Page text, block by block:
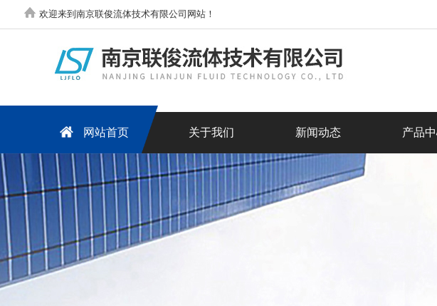
欢迎来到南京联俊流体技术有限公司网站！
网站首页 关于我们 新闻动态 产品